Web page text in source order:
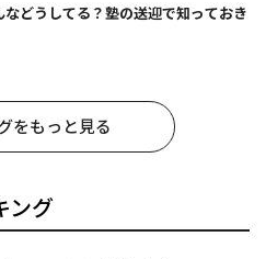
などうしてる？塾の送迎で知っておき
をもっと見る
ング